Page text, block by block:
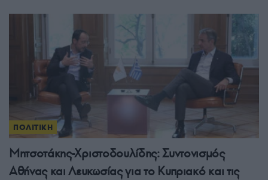
ΠΟΛΙΤΙΚΗ
Μητσοτάκης-Χριστοδουλίδης: Συντονισμός
Αθήνας και Λευκωσίας για το Κυπριακό και τις